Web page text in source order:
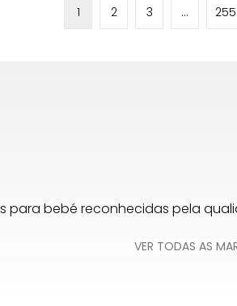
1 2 3 … 255
para bebé reconhecidas pela
VER TODAS AS